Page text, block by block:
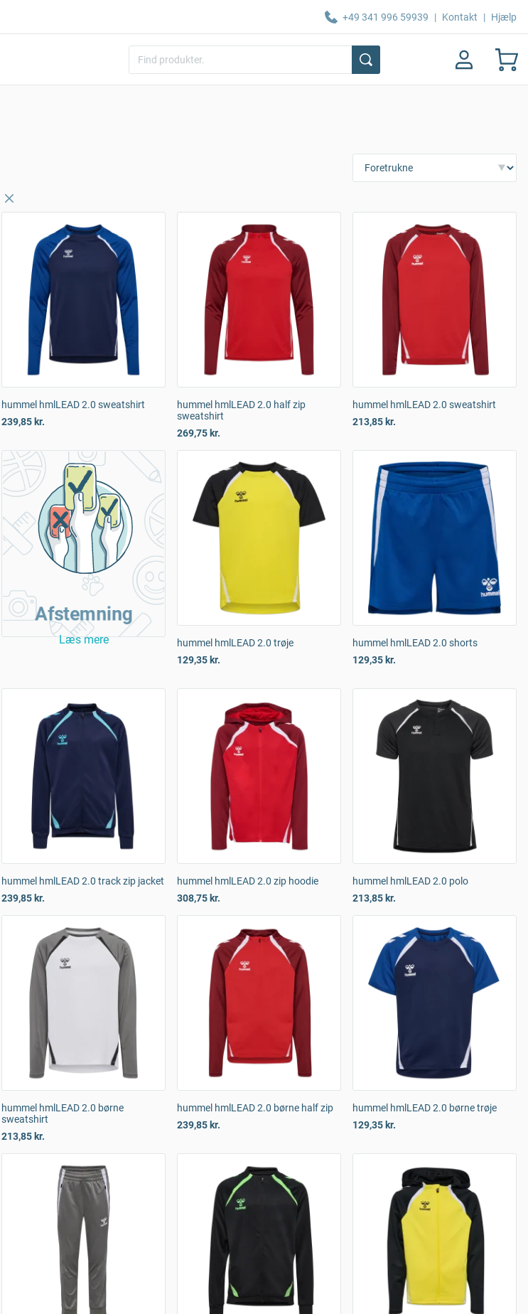
+49 341 996 59939 | Kontakt | Hjælp
hummel hmlLEAD 2.0 sweatshirt
239,85 kr.
hummel hmlLEAD 2.0 half zip
sweatshirt
269,75 kr.
hummel hmlLEAD 2.0 sweatshirt
213,85 kr.
Afstemning
Læs mere
hummel hmlLEAD 2.0 trøje
129,35 kr.
hummel hmlLEAD 2.0 shorts
129,35 kr.
hummel hmlLEAD 2.0 track zip jacket
239,85 kr.
hummel hmlLEAD 2.0 zip hoodie
308,75 kr.
hummel hmlLEAD 2.0 polo
213,85 kr.
hummel hmlLEAD 2.0 børne
sweatshirt
213,85 kr.
hummel hmlLEAD 2.0 børne half zip
239,85 kr.
hummel hmlLEAD 2.0 børne trøje
129,35 kr.